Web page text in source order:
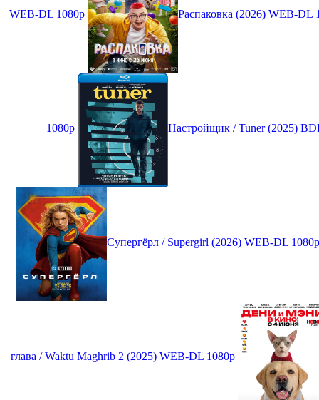
WEB-DL 1080p Распаковка (2026) WEB-
1080p Настройщик / Tuner (2025)
Супергёрл / Supergirl (2026) WEB-DL
глава / Waktu Maghrib 2 (2025) WEB-DL 1080p